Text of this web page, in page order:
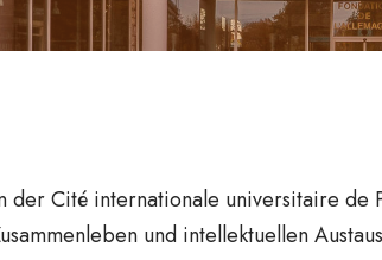
Cité internationale universitaire de
und intellektuellen